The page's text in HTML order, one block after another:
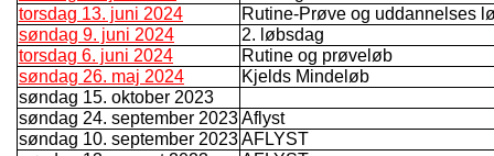
torsdag 13. juni 2024
Rutine-Prøve og uddannelses
søndag 9. juni 2024
2. løbsdag
torsdag 6. juni 2024
Rutine og prøveløb
søndag 26. maj 2024
Kjelds Mindeløb
søndag 15. oktober 2023
søndag 24. september 2023Aflyst
søndag 10. september 2023AFLYST